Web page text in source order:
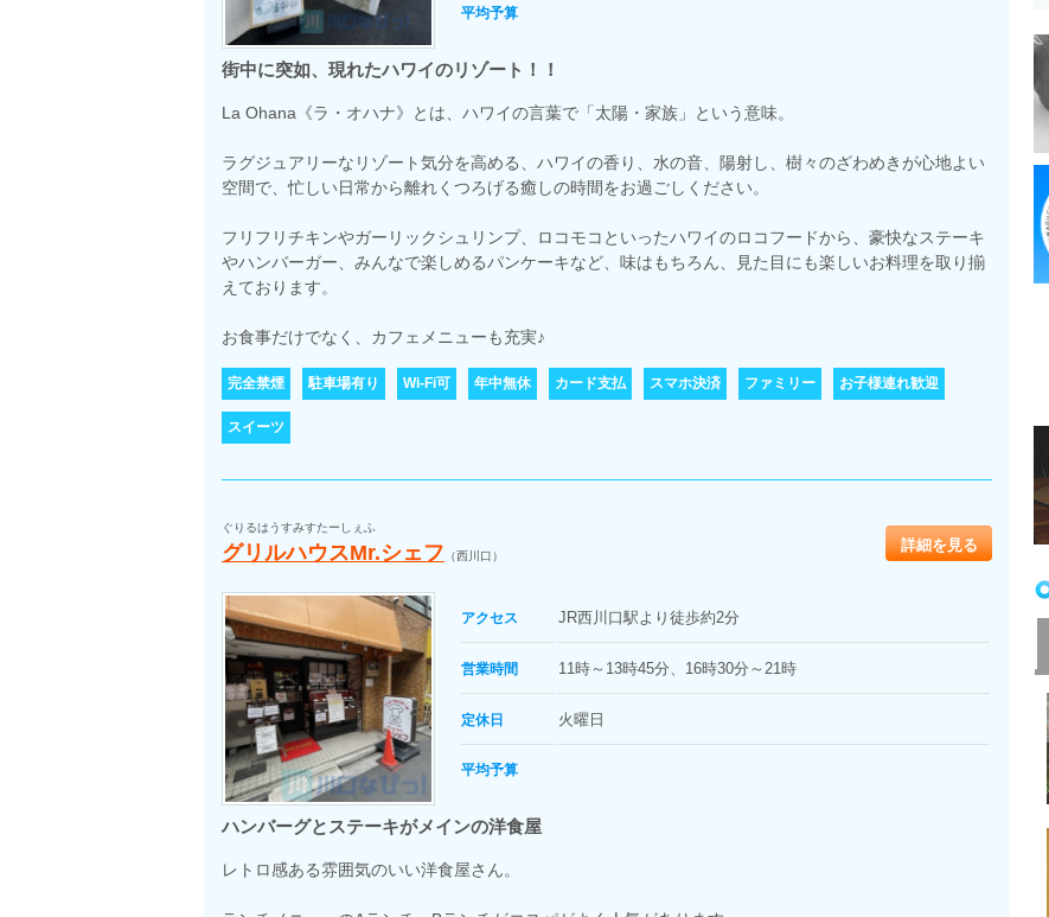
平均予算
街中に突如、現れたハワイのリゾート！！
La Ohana《ラ・オハナ》とは、ハワイの言葉で「太陽・家族」という意味。
ラグジュアリーなリゾート気分を高める、ハワイの香り、水の音、陽射し、樹々のざわめきが心地よい
空間で、忙しい日常から離れくつろげる癒しの時間をお過ごしください。
フリフリチキンやガーリックシュリンプ、ロコモコといったハワイのロコフードから、豪快なステーキ
やハンバーガー、みんなで楽しめるパンケーキなど、味はもちろん、見た目にも楽しいお料理を取り揃
えております。
お食事だけでなく、カフェメニューも充実♪
完全禁煙 駐車場有り Wi-Fi可 年中無休 カード支払 スマホ決済 ファミリー お子様連れ歓迎
スイーツ
ぐりるはうすみすたーしぇふ
グリルハウスMr.シェフ （西川口）
詳細を見る
アクセス JR西川口駅より徒歩約2分
営業時間 11時～13時45分、16時30分～21時
定休日 火曜日
平均予算
ハンバーグとステーキがメインの洋食屋
レトロ感ある雰囲気のいい洋食屋さん。